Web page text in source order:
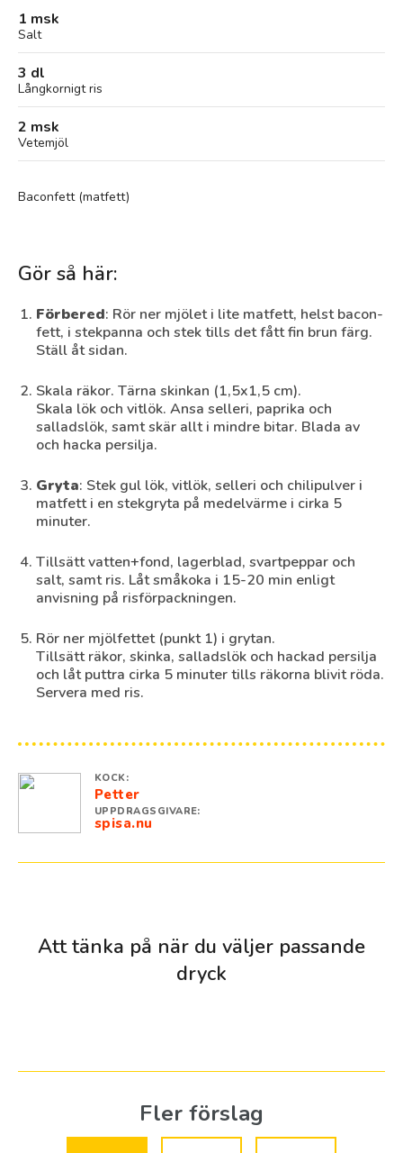
1 msk
Salt
3 dl
Långkornigt ris
2 msk
Vetemjöl
Baconfett (matfett)
Gör så här:
Förbered: Rör ner mjölet i lite matfett, helst bacon­
fett, i stekpanna och stek tills det fått fin brun färg.
Ställ åt sidan.
Skala räkor. Tärna skinkan (1,5x1,5 cm).
Skala lök och vitlök. Ansa selleri, paprika och
salladslök, samt skär allt i mindre bitar. Blada av
och hacka persilja.
Gryta: Stek gul lök, vitlök, selleri och chilipulver i
matfett i en stekgryta på medelvärme i cirka 5
minuter.
Tillsätt vatten+fond, lagerblad, svartpeppar och
salt, samt ris. Låt småkoka i 15-20 min enligt
anvisning på risförpackningen.
Rör ner mjölfettet (punkt 1) i grytan.
Tillsätt räkor, skinka, salladslök och hackad persilja
och låt puttra cirka 5 minuter tills räkorna blivit röda.
Servera med ris.
KOCK:
Petter
UPPDRAGSGIVARE:
spisa.nu
Att tänka på när du väljer passande
dryck
kryddig texmex & risrätt
Mexikansk mat är vanligen starkt kryddad med chili e.d.
samt smakrika, men svenska varianter är som regel
Fler förslag